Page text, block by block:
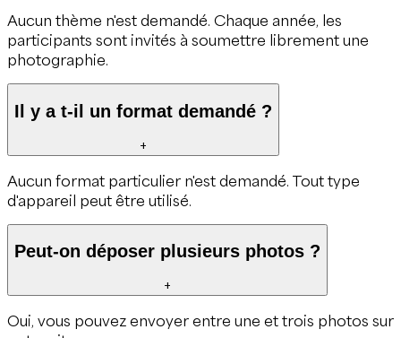
Aucun thème n'est demandé. Chaque année, les
participants sont invités à soumettre librement une
photographie.
Il y a t-il un format demandé ?
+
Aucun format particulier n'est demandé. Tout type
d'appareil peut être utilisé.
Peut-on déposer plusieurs photos ?
+
Oui, vous pouvez envoyer entre une et trois photos sur